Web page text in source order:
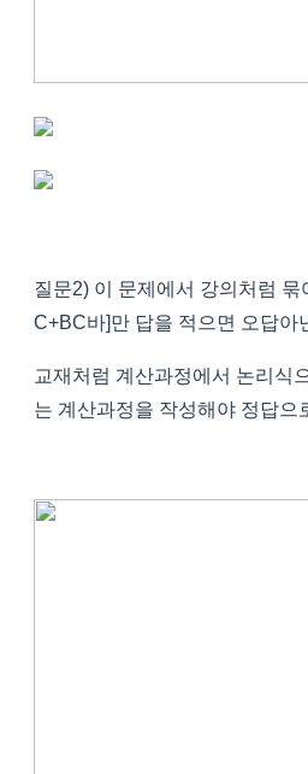
질문2) 이 문제에서 강의처럼
C+BC바]만 답을 적으면 오답아
교재처럼 계산과정에서 논리식
는 계산과정을 작성해야 정답으